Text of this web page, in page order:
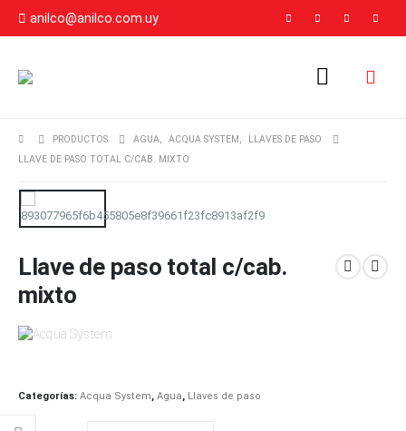
anilco@anilco.com.uy
PRODUCTOS AGUA, ACQUA SYSTEM,
LLAVES DE PASO
LLAVE DE PASO TOTAL C/CAB. MIXTO
Llave de paso total c/cab.
mixto
Categorías: Acqua System, Agua, Llaves de paso